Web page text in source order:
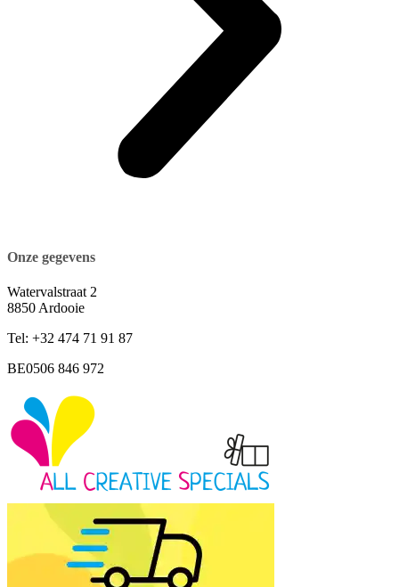
Onze gegevens
Watervalstraat 2
8850 Ardooie
Tel: +32 474 71 91 87
BE0506 846 972